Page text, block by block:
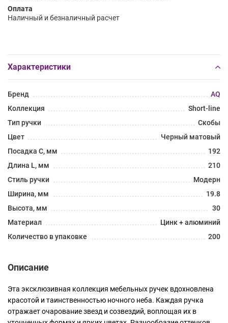
Оплата
Наличный и безналичный расчет
Характеристики
Бренд
AQ
Коллекция
Short-line
Тип ручки
Скобы
Цвет
Черный матовый
Посадка C, мм
192
Длина L, мм
210
Стиль ручки
Модерн
Ширина, мм
19.8
Высота, мм
30
Материал
Цинк + алюминий
Количество в упаковке
200
Описание
Эта эксклюзивная коллекция мебельных ручек вдохновлена
красотой и таинственностью ночного неба. Каждая ручка
отражает очарование звезд и созвездий, воплощая их в